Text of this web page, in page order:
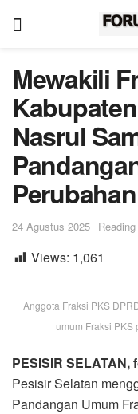
Mewakili
Nasrul
24 Agustus 2025
Views: 1,061
Anggota Fraksi PKS
umum Fraksi
PESISIR
Pesisir Selatan
Pandangan Umum